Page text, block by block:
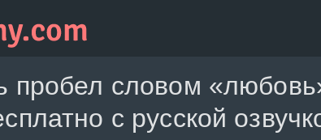
пробел словом
с русской